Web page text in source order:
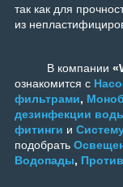
так как для
из
В компании
ознакомится с
фильтрами,
дезинфекции
фитинги и
подобрать
Водопады,